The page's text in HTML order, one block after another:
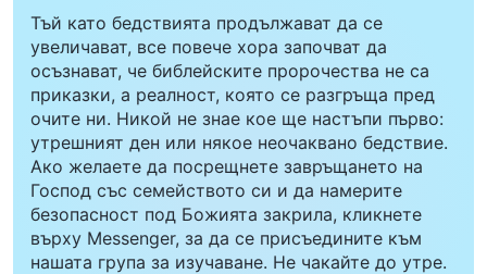
Тъй като бедствията продължават да се
увеличават, все повече хора започват да
осъзнават, че библейските пророчества не са
приказки, а реалност, която се разгръща пред
очите ни. Никой не знае кое ще настъпи първо:
утрешният ден или някое неочаквано бедствие.
Ако желаете да посрещнете завръщането на
Господ със семейството си и да намерите
безопасност под Божията закрила, кликнете
върху Messenger, за да се присъедините към
нашата група за изучаване. Не чакайте до утре.